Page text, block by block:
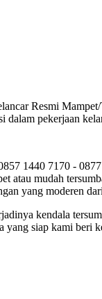
Resmi
dalam pekerjaan
1440 7170 -
atau mudah
yang moderen
kendala
siap kami beri